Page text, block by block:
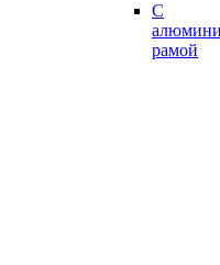
С
рамой